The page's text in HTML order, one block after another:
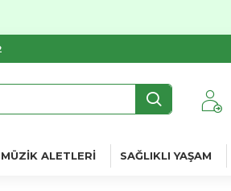
MÜZIK ALETLERI SAĞLIKLI YAŞAM